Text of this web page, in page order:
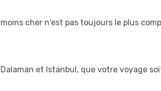
cher n'est pas toujours le plus
et Istanbul, que votre voyage